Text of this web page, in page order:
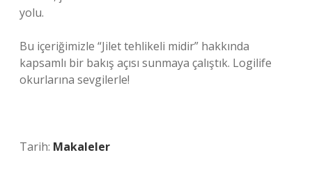
yolu.
Bu içeriğimizle “Jilet tehlikeli midir” hakkında
kapsamlı bir bakış açısı sunmaya çalıştık. Logilife
okurlarına sevgilerle!
Tarih: Makaleler